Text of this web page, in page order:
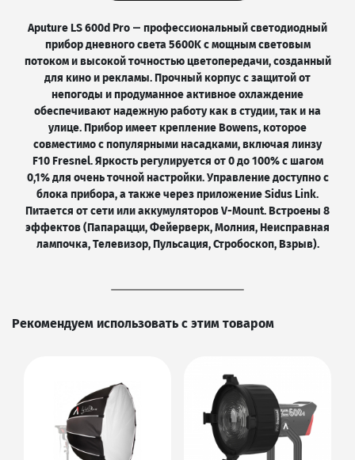
Aputure LS 600d Pro — профессиональный светодиодный
прибор дневного света 5600K с мощным световым
потоком и высокой точностью цветопередачи, созданный
для кино и рекламы. Прочный корпус с защитой от
непогоды и продуманное активное охлаждение
обеспечивают надежную работу как в студии, так и на
улице. Прибор имеет крепление Bowens, которое
совместимо с популярными насадками, включая линзу
F10 Fresnel. Яркость регулируется от 0 до 100% с шагом
0,1% для очень точной настройки. Управление доступно с
блока прибора, а также через приложение Sidus Link.
Питается от сети или аккумуляторов V-Mount. Встроены 8
эффектов (Папарацци, Фейерверк, Молния, Неисправная
лампочка, Телевизор, Пульсация, Стробоскоп, Взрыв).
Рекомендуем использовать с этим товаром